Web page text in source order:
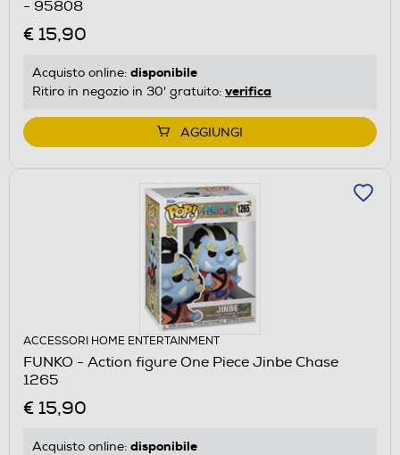
- 95808
€ 15,90
Acquisto online: disponibile
Ritiro in negozio in 30' gratuito: verifica
AGGIUNGI
ACCESSORI HOME ENTERTAINMENT
FUNKO - Action figure One Piece Jinbe Chase
1265
€ 15,90
Acquisto online: disponibile